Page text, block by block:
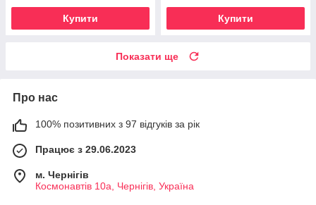
Купити Купити
Показати ще
Про нас
100% позитивних з 97 відгуків за рік
Працює з 29.06.2023
м. Чернігів
Космонавтів 10а, Чернігів, Україна